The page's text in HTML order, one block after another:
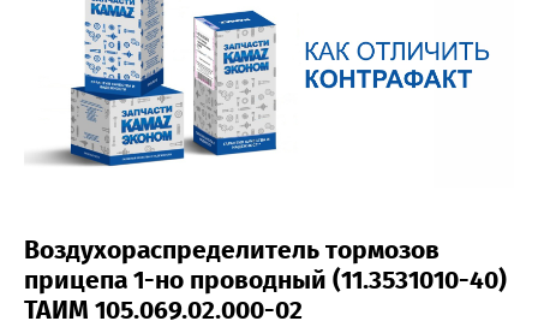
Воздухораспределитель тормозов
прицепа 1-но проводный (11.3531010-40)
ТАИМ 105.069.02.000-02